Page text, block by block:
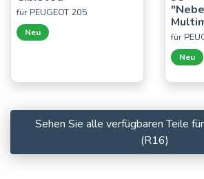
für PEUGEOT 205
Neu für
Neu
Sehen Sie alle verfügbaren Teile
(R16)